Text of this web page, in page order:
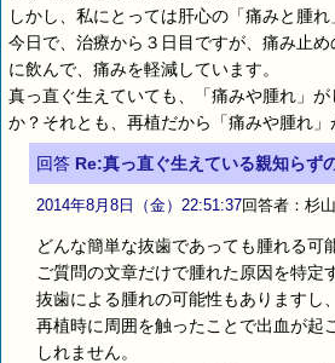
しかし、私にとっては肝心の「痛みと腫れ
今日で、治療から３日目ですが、痛み止
に飲んで、痛みを軽減しています。
真っ直ぐ生えていても、「痛みや腫れ」
か？それとも、再植だから「痛みや腫れ」
回答 Re:真っ直ぐ生えている親知らず
2014年8月8日（金）22:51:37回答者：杉山
どんな簡単な抜歯であっても腫れる可
ご質問の文章だけで腫れた原因を特定
抜歯による腫れの可能性もありますし、
再植時に周囲を触ったことで出血が起
しれません。